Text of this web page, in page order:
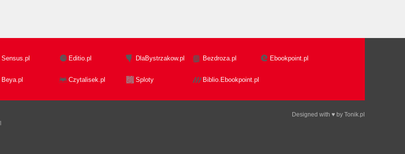
Sensus.pl Editio.pl DlaBystrzakow.pl Bezdroza.pl Ebookpoint.pl
Beya.pl Czytalisek.pl Sploty Biblio.Ebookpoint.pl
Designed with ♥ by Tonik.pl